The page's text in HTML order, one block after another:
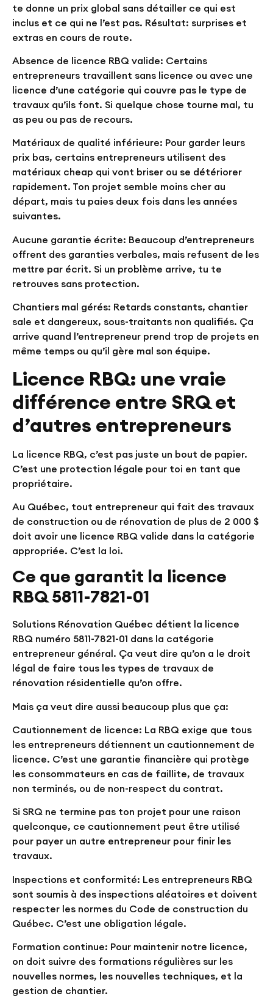
te donne un prix global sans détailler ce qui est
inclus et ce qui ne l’est pas. Résultat: surprises et
extras en cours de route.
Absence de licence RBQ valide: Certains
entrepreneurs travaillent sans licence ou avec une
licence d’une catégorie qui couvre pas le type de
travaux qu’ils font. Si quelque chose tourne mal, tu
as peu ou pas de recours.
Matériaux de qualité inférieure: Pour garder leurs
prix bas, certains entrepreneurs utilisent des
matériaux cheap qui vont briser ou se détériorer
rapidement. Ton projet semble moins cher au
départ, mais tu paies deux fois dans les années
suivantes.
Aucune garantie écrite: Beaucoup d’entrepreneurs
offrent des garanties verbales, mais refusent de les
mettre par écrit. Si un problème arrive, tu te
retrouves sans protection.
Chantiers mal gérés: Retards constants, chantier
sale et dangereux, sous-traitants non qualifiés. Ça
arrive quand l’entrepreneur prend trop de projets en
même temps ou qu’il gère mal son équipe.
Licence RBQ: une vraie
différence entre SRQ et
d’autres entrepreneurs
La licence RBQ, c’est pas juste un bout de papier.
C’est une protection légale pour toi en tant que
propriétaire.
Au Québec, tout entrepreneur qui fait des travaux
de construction ou de rénovation de plus de 2 000 $
doit avoir une licence RBQ valide dans la catégorie
appropriée. C’est la loi.
Ce que garantit la licence
RBQ 5811-7821-01
Solutions Rénovation Québec détient la licence
RBQ numéro 5811-7821-01 dans la catégorie
entrepreneur général. Ça veut dire qu’on a le droit
légal de faire tous les types de travaux de
rénovation résidentielle qu’on offre.
Mais ça veut dire aussi beaucoup plus que ça:
Cautionnement de licence: La RBQ exige que tous
les entrepreneurs détiennent un cautionnement de
licence. C’est une garantie financière qui protège
les consommateurs en cas de faillite, de travaux
non terminés, ou de non-respect du contrat.
Si SRQ ne termine pas ton projet pour une raison
quelconque, ce cautionnement peut être utilisé
pour payer un autre entrepreneur pour finir les
travaux.
Inspections et conformité: Les entrepreneurs RBQ
sont soumis à des inspections aléatoires et doivent
respecter les normes du Code de construction du
Québec. C’est une obligation légale.
Formation continue: Pour maintenir notre licence,
on doit suivre des formations régulières sur les
nouvelles normes, les nouvelles techniques, et la
gestion de chantier.